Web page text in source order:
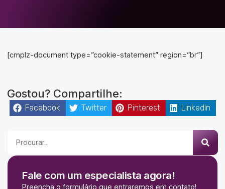
[cmplz-document type=”cookie-statement” region=”br”]
Gostou? Compartilhe:
Facebook Twitter Pinterest LinkedIn
Fale com um especialista agora!
Preencha o formulário que entraremos em contato!